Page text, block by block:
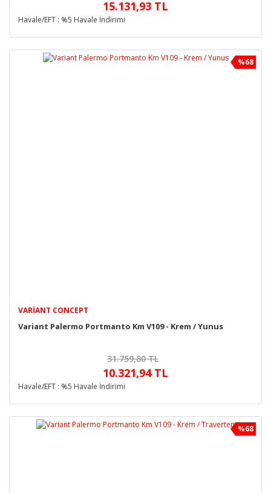
15.131,93 TL
Havale/EFT : %5 Havale İndirimi
%68
VARIANT CONCEPT
Variant Palermo Portmanto Km V109 - Krem / Yunus
31.759,80 TL
10.321,94 TL
Havale/EFT : %5 Havale İndirimi
%68